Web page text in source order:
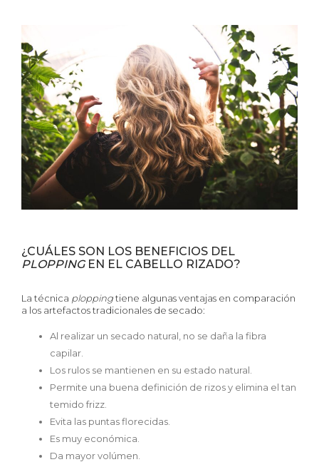
¿CUÁLES SON LOS BENEFICIOS DEL
PLOPPINGEN EL CABELLO RIZADO?
La técnica ploppingtiene algunas ventajas en comparación
a los artefactos tradicionales de secado:
Al realizar un secado natural, no se daña la fibra
capilar.
Los rulos se mantienen en su estado natural.
Permite una buena definición de rizos y elimina el tan
temido frizz.
Evita las puntas florecidas.
Es muy económica.
Da mayor volúmen.